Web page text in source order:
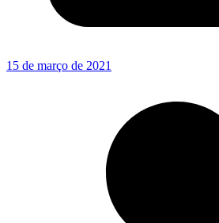
15 de março de 2021